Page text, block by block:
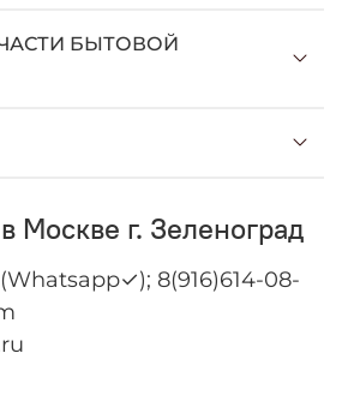
БЫТОВОЙ
Москве г. Зеленоград
8(916)614-08-